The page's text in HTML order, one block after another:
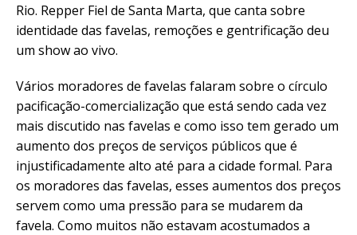
Rio. Repper Fiel de Santa Marta, que canta sobre
identidade das favelas, remoções e gentrificação deu
um show ao vivo.
Vários moradores de favelas falaram sobre o círculo
pacificação-comercialização que está sendo cada vez
mais discutido nas favelas e como isso tem gerado um
aumento dos preços de serviços públicos que é
injustificadamente alto até para a cidade formal. Para
os moradores das favelas, esses aumentos dos preços
servem como uma pressão para se mudarem da
favela. Como muitos não estavam acostumados a